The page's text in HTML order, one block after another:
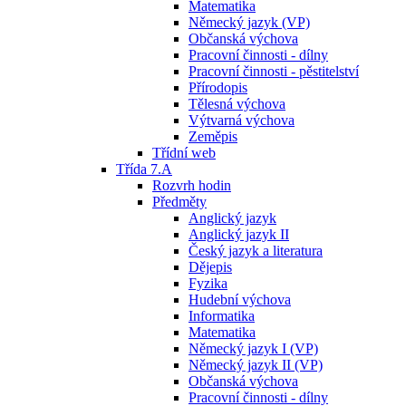
Matematika
Německý jazyk (VP)
Občanská výchova
Pracovní činnosti - dílny
Pracovní činnosti - pěstitelství
Přírodopis
Tělesná výchova
Výtvarná výchova
Zeměpis
Třídní web
Třída 7.A
Rozvrh hodin
Předměty
Anglický jazyk
Anglický jazyk II
Český jazyk a literatura
Dějepis
Fyzika
Hudební výchova
Informatika
Matematika
Německý jazyk I (VP)
Německý jazyk II (VP)
Občanská výchova
Pracovní činnosti - dílny